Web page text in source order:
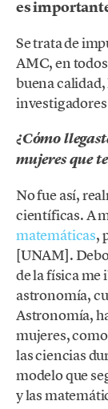
es
Se trata de
AMC, en
buena
¿Cómo
mujeres que
No fue así,
científicas. A
matemáticas,
[UNAM].
de la física me
astronomía,
Astronomía,
mujeres,
las ciencias
modelo que
y las